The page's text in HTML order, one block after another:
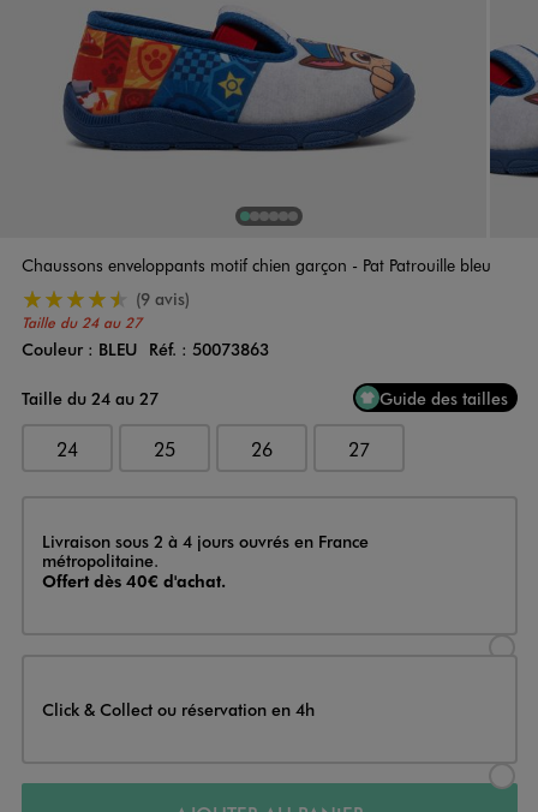
1Sur 6
2Sur 6
3Sur 6
4Sur 6
5Sur 6
6 Sur 6
Chaussons enveloppants motif chien garçon - Pat Patrouille bleu
Taille du 24 au 27
4.5/5 de moyenne
(9 avis)
Couleur
Couleur : BLEU Réf. : 50073863
Taille du 24 au 27
Guide des tailles
24 25 26 27
Livraison
Livraison sous 2 à 4 jours ouvrés en France
métropolitaine.
Offert dès 40€ d'achat.
Click & Collect ou réservation en 4h